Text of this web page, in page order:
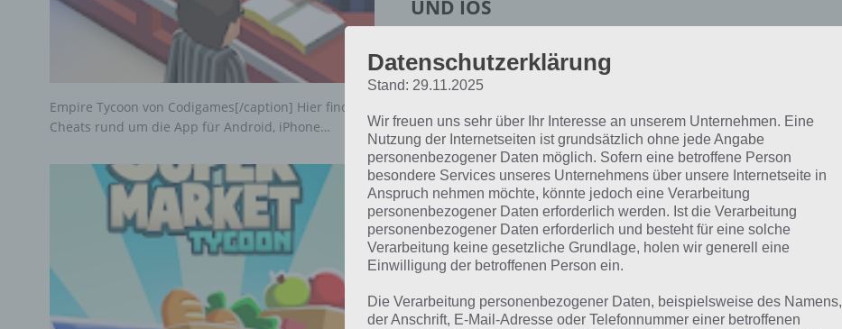
UND IOS
[caption id="attachment_50675"
align="alignright" width="150"] Hotel
Empire Tycoon von Codigames[/caption] Hier findest du alle Hotel Empire Tycoon Tipps, Tricks und
Cheats rund um die App für Android, iPhone…
TIPPS & TRICKS
IDLE SUPERMARKET
TYCOON TIPPS, TRICKS
UND CHEATS FÜR
PAUL STELZER-15. DEZEMBER 2019
Datenschutzerklärung
Stand: 29.11.2025
Wir freuen uns sehr über Ihr Interesse an unserem Unternehmen. Eine
Nutzung der Internetseiten ist grundsätzlich ohne jede Angabe
personenbezogener Daten möglich. Sofern eine betroffene Person
besondere Services unseres Unternehmens über unsere Internetseite in
Anspruch nehmen möchte, könnte jedoch eine Verarbeitung
personenbezogener Daten erforderlich werden. Ist die Verarbeitung
personenbezogener Daten erforderlich und besteht für eine solche
Verarbeitung keine gesetzliche Grundlage, holen wir generell eine
Einwilligung der betroffenen Person ein.
Die Verarbeitung personenbezogener Daten, beispielsweise des Namens,
der Anschrift, E-Mail-Adresse oder Telefonnummer einer betroffenen